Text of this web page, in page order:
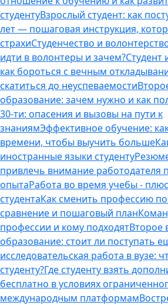
студентуВзрослый студент: как
лет — пошаговая инструкция,
страхиСтуденчество и
идти в волонтеры и зачем?Студент
как бороться с вечным
скатиться до неуспеваемости
образование: зачем нужно и как
30-ти: опасения и вызовы на пути к
знаниямЭффективное обучение:
времени, чтобы выучить больше
иностранные языки студенту
привлечь внимание работодателя
опытаРабота во время учебы -
студентаКак сменить профессию
сравнение и пошаговый план
профессии и кому подходятВторое
образование: стоит ли поступать
исследовательская работа в вузе:
студенту?Где студенту взять
бесплатно в условиях
международным платформам